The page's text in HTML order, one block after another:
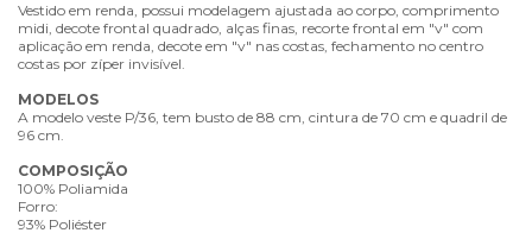
Vestido em renda, possui modelagem ajustada ao corpo, comprimento
midi, decote frontal quadrado, alças finas, recorte frontal em "v" com
aplicação em renda, decote em "v" nas costas, fechamento no centro
costas por zíper invisível.
MODELOS
A modelo veste P/36, tem busto de 88 cm, cintura de 70 cm e quadril de
96 cm.
COMPOSIÇÃO
100% Poliamida
Forro:
93% Poliéster